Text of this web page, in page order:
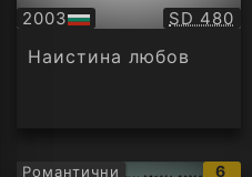
2003
БГ
аудио
Качество:
SD 480
Наистина любов
Романтични
IMDb
6